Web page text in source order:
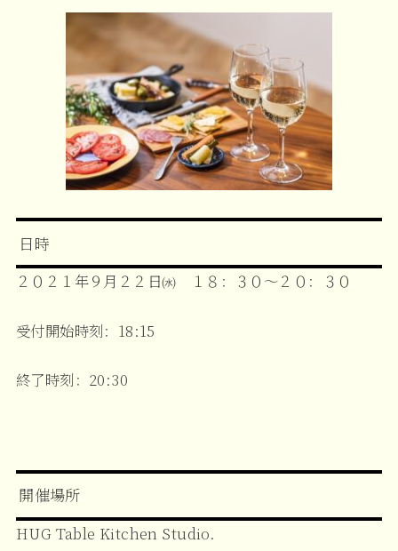
日時
２０２１年９月２２日㈬ １８：３０〜２０：３０
受付開始時刻：18:15
終了時刻：20:30
開催場所
HUG Table Kitchen Studio.